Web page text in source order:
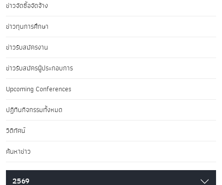
ข่าวจัดซื้อจัดจ้าง
ข่าวทุนการศึกษา
ข่าวรับสมัครงาน
ข่าวรับสมัครผู้ประกอบการ
Upcoming Conferences
ปฏิทินกิจกรรมทั้งหมด
วิดีทัศน์
ค้นหาข่าว
2569